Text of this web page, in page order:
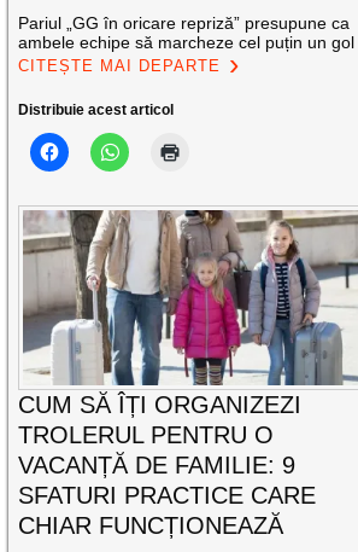
Pariul „GG în oricare repriză” presupune ca
ambele echipe să marcheze cel puțin un gol
CITEȘTE MAI DEPARTE
Distribuie acest articol
CUM SĂ ÎȚI ORGANIZEZI
TROLERUL PENTRU O
VACANȚĂ DE FAMILIE: 9
SFATURI PRACTICE CARE
CHIAR FUNCȚIONEAZĂ